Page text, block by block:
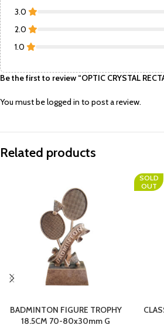
3.0
2.0
1.0
Be the first to review “OPTIC CRYSTAL
You must belogged in to post a review.
Related products
BADMINTON FIGURE TROPHY
18.5CM 70-80x30mm G
SOLD
OUT